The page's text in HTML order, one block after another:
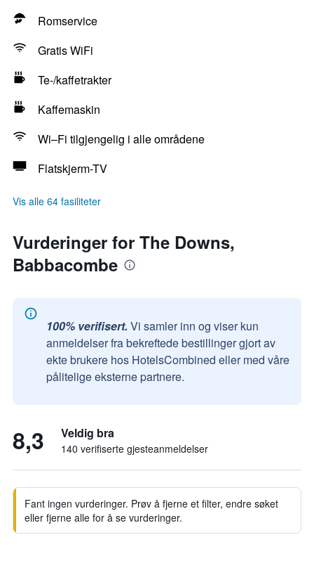
Romservice
Gratis WiFi
Te-/kaffetrakter
Kaffemaskin
Wi–Fi tilgjengelig i alle områdene
Flatskjerm-TV
Vis alle 64 fasiliteter
Vurderinger for The Downs,
Babbacombe
100% verifisert. Vi samler inn og viser kun
anmeldelser fra bekreftede bestillinger gjort av
ekte brukere hos HotelsCombined eller med våre
pålitelige eksterne partnere.
8,3 Veldig bra
140 verifiserte gjesteanmeldelser
Fant ingen vurderinger. Prøv å fjerne et filter, endre søket
eller fjerne alle for å se vurderinger.